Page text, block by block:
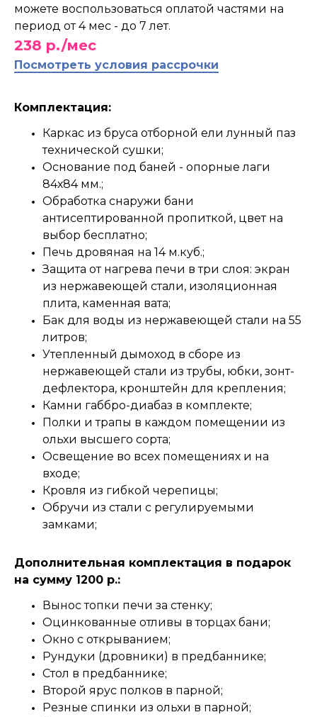
можете воспользоваться оплатой частями на
период от 4 мес - до 7 лет.
238 р./мес
Посмотреть условия рассрочки
Комплектация:
Каркас из бруса отборной ели лунный паз
технической сушки;
Основание под баней - опорные лаги
84х84 мм.;
Обработка снаружи бани
антисептированной пропиткой, цвет на
выбор бесплатно;
Печь дровяная на 14 м.куб.;
Защита от нагрева печи в три слоя: экран
из нержавеющей стали, изоляционная
плита, каменная вата;
Бак для воды из нержавеющей стали на 55
литров;
Утепленный дымоход в сборе из
нержавеющей стали из трубы, юбки, зонт-
дефлектора, кронштейн для крепления;
Камни габбро-диабаз в комплекте;
Полки и трапы в каждом помещении из
ольхи высшего сорта;
Освещение во всех помещениях и на
входе;
Кровля из гибкой черепицы;
Обручи из стали с регулируемыми
замками;
Дополнительная комплектация в подарок
на сумму 1200 р.:
Вынос топки печи за стенку;
Оцинкованные отливы в торцах бани;
Окно с открыванием;
Рундуки (дровники) в предбаннике;
Стол в предбаннике;
Второй ярус полков в парной;
Резные спинки из ольхи в парной;